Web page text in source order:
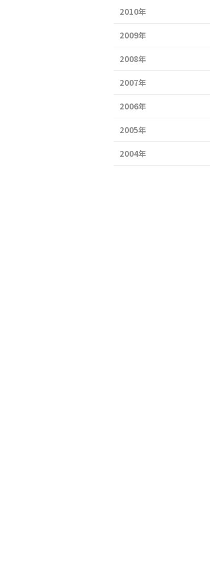
2010年
2009年
2008年
2007年
2006年
2005年
2004年